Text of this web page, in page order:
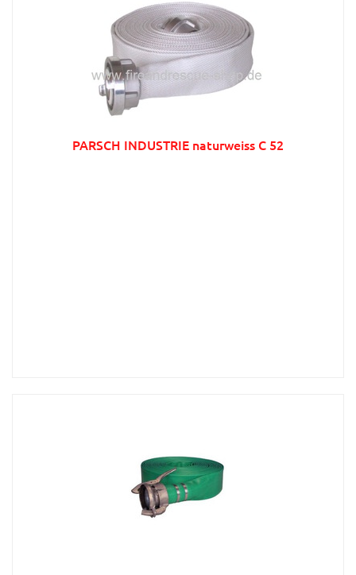
PARSCH INDUSTRIE naturweiss C 52